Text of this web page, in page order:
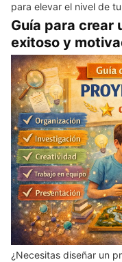
para elevar el nivel de
Guía para crear
exitoso y
¿Necesitas diseñar un